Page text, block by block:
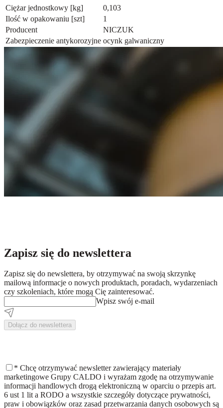
Ciężar jednostkowy [kg]
0,103
Ilość w opakowaniu [szt]
1
Producent
NICZUK
Zabezpieczenie antykorozyjne ocynk galwaniczny
Zapisz się do newslettera
Zapisz się do newslettera, by otrzymywać na swoją skrzynkę
mailową informacje o nowych produktach, poradach, wydarzeniach
czy szkoleniach, które mogą Cię zainteresować.
Wpisz swój e-mail
Dołącz do newslettera
* Chcę otrzymywać newsletter zawierający materiały
marketingowe Grupy CALDO i wyrażam zgodę na otrzymywanie
informacji handlowych drogą elektroniczną w oparciu o przepis art.
6 ust 1 lit a RODO a wszystkie szczegóły dotyczące prywatności,
praw i obowiązków oraz zasad przetwarzania danych osobowych są